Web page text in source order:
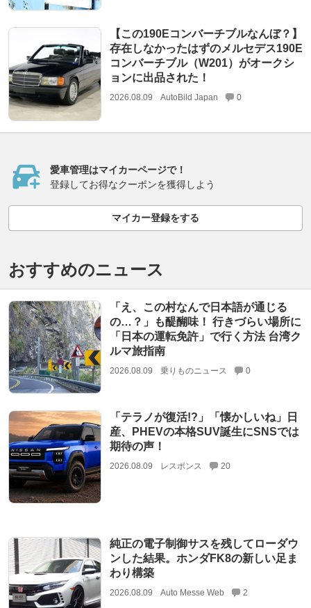
【この190Eコンバーチブルなんぼ？】
存在しなかったはずのメルセデス190E
コンバーチブル（W201）がオークシ
ョンに出品された！
2026.08.09 AutoBild Japan 0
愛車管理はマイカーページで！
登録してお得なクーポンを獲得しよう
マイカー登録をする
おすすめのニュース
「え、この村なんで日本語が通じる
の…？」も醍醐味！ 行きづらい場所に
「日本の運転免許」で行く方法 台湾ク
ルマ旅指南
2026.08.09 乗りものニュース 0
「テラノが復活!?」「懐かしいね」日
産、PHEVの本格SUV誕生にSNSでは
期待の声！
2026.08.09 レスポンス 20
純正の電子制御サスを残してローダウ
ンした結果。ホンダFK8の新しい足ま
わり構築
2026.08.09 Auto Messe Web 2